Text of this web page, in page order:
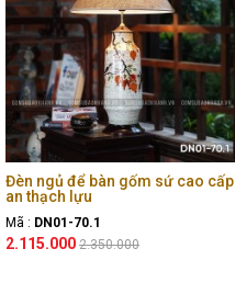
Đèn ngủ để bàn gốm sứ cao cấp
an thạch lựu
Mã : DN01-70.1
2.115.000 2.350.000